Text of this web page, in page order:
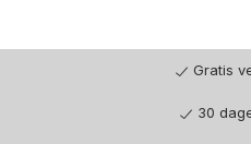
Gratis
30